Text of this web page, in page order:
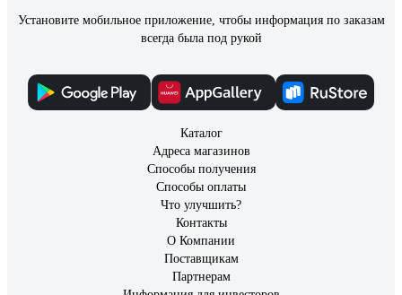
Установите мобильное приложение, чтобы информация по заказам
всегда была под рукой
Каталог
Адреса магазинов
Способы получения
Способы оплаты
Что улучшить?
Контакты
О Компании
Поставщикам
Партнерам